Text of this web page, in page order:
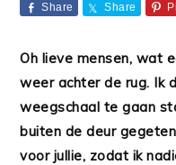
Share Share
Oh lieve mensen, wat
weer achter de rug. Ik
weegschaal te gaan
buiten de deur
voor jullie, zodat ik